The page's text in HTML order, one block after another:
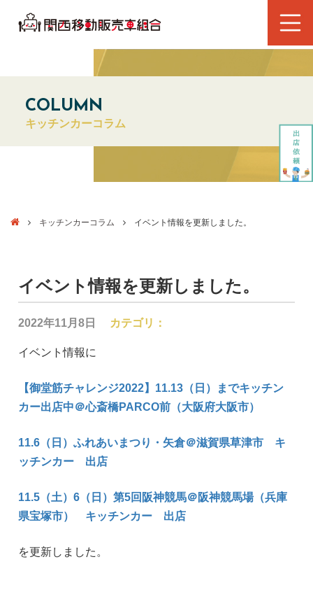
COLUMN
キッチンカーコラム
キッチンカーコラム イベント情報を更新しました。
イベント情報を更新しました。
2022年11月8日 カテゴリ：
イベント情報に
【御堂筋チャレンジ2022】11.13（日）までキッチン
カー出店中＠心斎橋PARCO前（大阪府大阪市）
11.6（日）ふれあいまつり・矢倉＠滋賀県草津市 キ
ッチンカー 出店
11.5（土）6（日）第5回阪神競馬＠阪神競馬場（兵庫
県宝塚市） キッチンカー 出店
を更新しました。